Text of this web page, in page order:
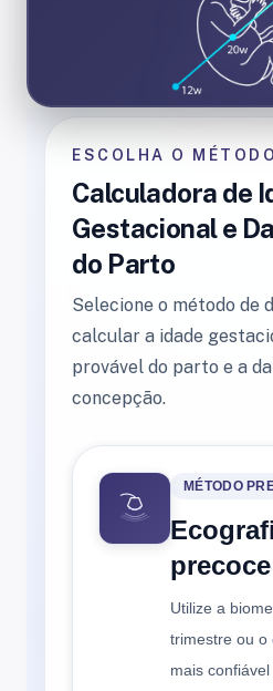
ESCOLHA O MÉTODO
Calculadora de
Gestacional e
do Parto
Selecione o método de
calcular a idade
provável do parto e a
concepção.
MÉTODO
precoce
Utilize a
trimestre ou o
mais